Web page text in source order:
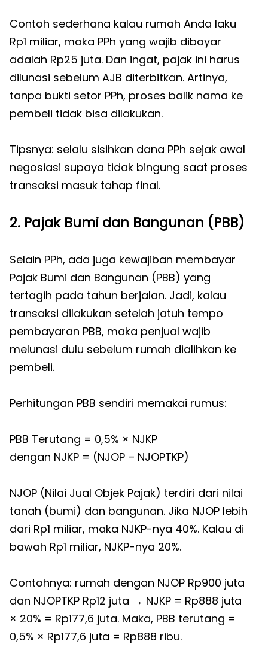
Contoh sederhana kalau rumah Anda laku
Rp1 miliar, maka PPh yang wajib dibayar
adalah Rp25 juta. Dan ingat, pajak ini harus
dilunasi sebelum AJB diterbitkan. Artinya,
tanpa bukti setor PPh, proses balik nama ke
pembeli tidak bisa dilakukan.
Tipsnya: selalu sisihkan dana PPh sejak awal
negosiasi supaya tidak bingung saat proses
transaksi masuk tahap final.
2. Pajak Bumi dan Bangunan (PBB)
Selain PPh, ada juga kewajiban membayar
Pajak Bumi dan Bangunan (PBB) yang
tertagih pada tahun berjalan. Jadi, kalau
transaksi dilakukan setelah jatuh tempo
pembayaran PBB, maka penjual wajib
melunasi dulu sebelum rumah dialihkan ke
pembeli.
Perhitungan PBB sendiri memakai rumus:
PBB Terutang = 0,5% × NJKP
dengan NJKP = (NJOP – NJOPTKP)
NJOP (Nilai Jual Objek Pajak) terdiri dari nilai
tanah (bumi) dan bangunan. Jika NJOP lebih
dari Rp1 miliar, maka NJKP-nya 40%. Kalau di
bawah Rp1 miliar, NJKP-nya 20%.
Contohnya: rumah dengan NJOP Rp900 juta
dan NJOPTKP Rp12 juta → NJKP = Rp888 juta
× 20% = Rp177,6 juta. Maka, PBB terutang =
0,5% × Rp177,6 juta = Rp888 ribu.